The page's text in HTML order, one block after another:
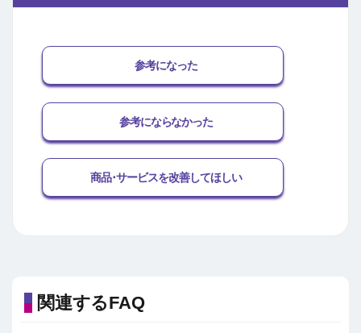
参考になった
参考にならなかった
商品･サービスを改善してほしい
関連するFAQ